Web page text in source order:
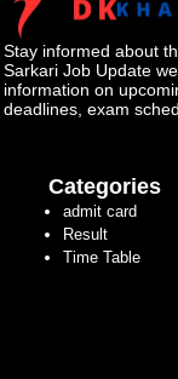
Stay informed about
Sarkari Job Update
information on
deadlines, exam
Categories
admit card
Result
Time Table